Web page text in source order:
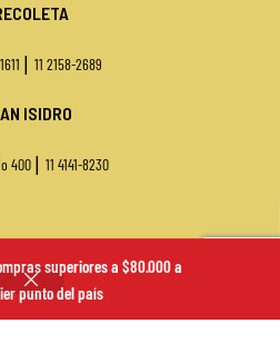
superiores a $80.000 a
punto del país
| 11 2158-2689
ISIDRO
400 | 11 4141-8230